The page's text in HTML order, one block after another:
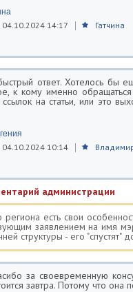
04.10.2024 14:17 Гатчина
ответ. Хотелось бы
к кому именно
на статьи, или это
04.10.2024 10:14
администрации
есть свои
заявлением на имя
структуры - его
за своевременную
завтра. Потому что